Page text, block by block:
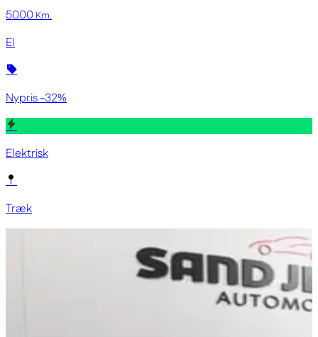
5000 Km.
El
Nypris -32%
Elektrisk
Træk